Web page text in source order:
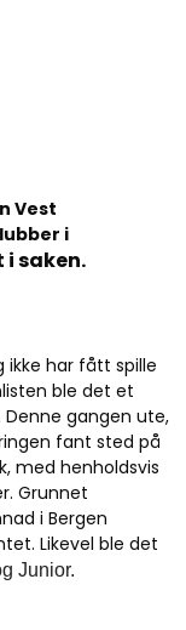
Vest
i
saken.
har fått spille
ble det et
Denne gangen ute,
fant sted på
med henholdsvis
Grunnet
i Bergen
Likevel ble det
Junior.